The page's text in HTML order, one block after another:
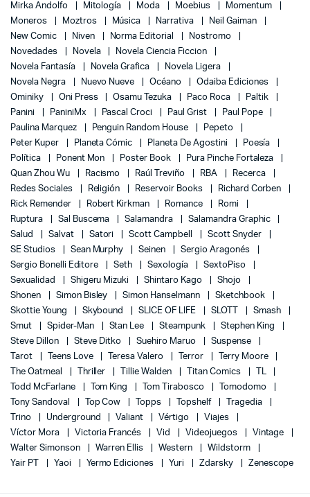
Mirka Andolfo
Mitología Moda Moebius
Momentum
Moneros
Moztros Música Narrativa
Neil Gaiman
New Comic
Niven Norma Editorial
Nostromo
Novedades
Novela
Novela Ciencia Ficcion
Novela Fantasía
Novela Grafica
Novela Ligera
Novela Negra
Nuevo Nueve Océano
Odaiba Ediciones
Ominiky
Oni Press Osamu Tezuka Paco Roca
Paltik
Panini
PaniniMx Pascal Croci Paul Grist
Paul Pope
Paulina Marquez
Penguin Random House
Pepeto
Peter Kuper
Planeta Cómic Planeta De Agostini
Poesía
Política
Ponent Mon Poster Book
Pura Pinche Fortaleza
Quan Zhou Wu
Racismo Raúl Treviño RBA
Recerca
Redes Sociales
Religión Reservoir Books
Richard Corben
Rick Remender
Robert Kirkman Romance
Romi
Ruptura
Sal Buscema Salamandra
Salamandra Graphic
Salud
Salvat Satori Scott Campbell
Scott Snyder
SE Studios
Sean Murphy Seinen
Sergio Aragonés
Sergio Bonelli Editore
Seth Sexología
SextoPiso
Sexualidad
Shigeru Mizuki Shintaro Kago
Shojo
Shonen
Simon Bisley Simon Hanselmann
Sketchbook
Skottie Young
Skybound SLICE OF LIFE SLOTT
Smash
Smut
Spider-Man Stan Lee Steampunk
Stephen King
Steve Dillon
Steve Ditko Suehiro Maruo
Suspense
Tarot
Teens Love Teresa Valero Terror
Terry Moore
The Oatmeal
Thriller Tillie Walden Titan Comics
TL
Todd McFarlane
Tom King Tom Tirabosco
Tomodomo
Tony Sandoval
Top Cow Topps Topshelf
Tragedia
Trino
Underground Valiant Vértigo
Viajes
Víctor Mora
Victoria Francés Vid Videojuegos
Vintage
Walter Simonson
Warren Ellis Western
Wildstorm
Yair PT
Yaoi Yermo Ediciones Yuri Zdarsky Zenescope